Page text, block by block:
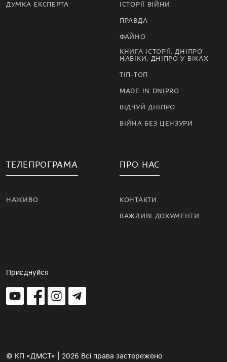
ДУМКА ЕКСПЕРТА ІСТОРІЇ ВІЙНИ
ПРАВДА
ФАЙНО
КНИГА ІСТОРІЇ. ДНІПРО
НАВІКИ. ДНІПРО У ВІКАХ
ТІП-ТОП
MADE IN DNIPRO
ВІДЧУЙ ДНІПРО
ВІЙНА БЕЗ ЦЕНЗУРИ
ТЕЛЕПРОГРАМА
НАЖИВО
ПРО НАС
КОНТАКТИ
ВАЖЛИВІ ДОКУМЕНТИ
Приєднуйся
© КП «ДМСТ» | 2026 Всі права застережено